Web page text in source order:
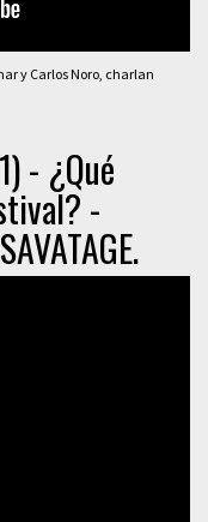
y Carlos Noro, charlan
- ¿Qué
-